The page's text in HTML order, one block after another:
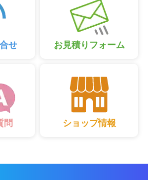
せ お見積りフォーム
問 ショップ情報